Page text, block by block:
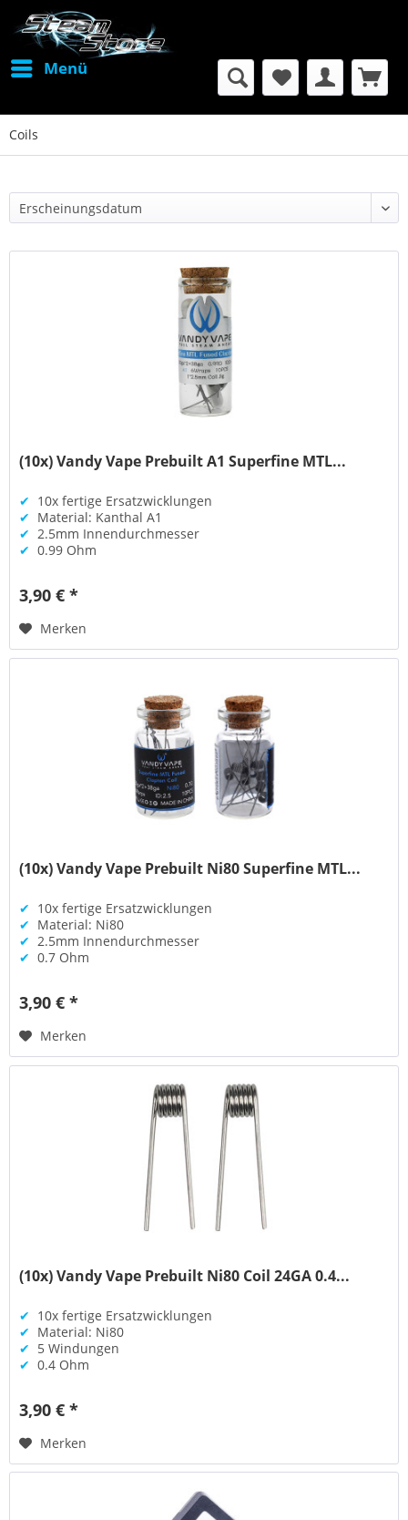
Menü
Coils
(10x) Vandy Vape Prebuilt A1 Superfine MTL...
✔ 10x fertige Ersatzwicklungen
✔ Material: Kanthal A1
✔ 2.5mm Innendurchmesser
✔ 0.99 Ohm
3,90 € *
Merken
(10x) Vandy Vape Prebuilt Ni80 Superfine MTL...
✔ 10x fertige Ersatzwicklungen
✔ Material: Ni80
✔ 2.5mm Innendurchmesser
✔ 0.7 Ohm
3,90 € *
Merken
(10x) Vandy Vape Prebuilt Ni80 Coil 24GA 0.4...
✔ 10x fertige Ersatzwicklungen
✔ Material: Ni80
✔ 5 Windungen
✔ 0.4 Ohm
3,90 € *
Merken